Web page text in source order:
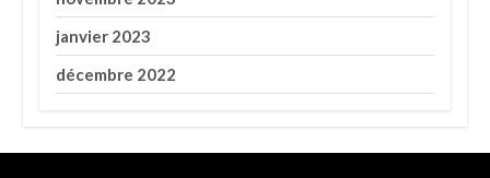
janvier 2023
décembre 2022